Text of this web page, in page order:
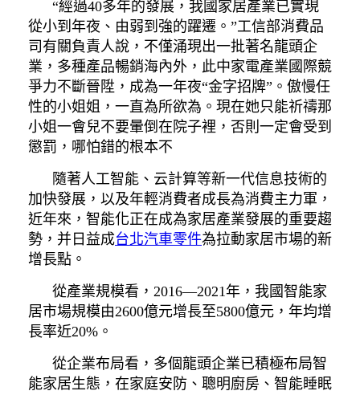
“經過40多年的發展，我國家居產業已實現
從小到年夜、由弱到強的躍遷。”工信部消費品
司有關負責人說，不僅涌現出一批著名龍頭企
業，多種產品暢銷海內外，此中家電產業國際競
爭力不斷晉陞，成為一年夜“金字招牌”。傲慢任
性的小姐姐，一直為所欲為。現在她只能祈禱那
小姐一會兒不要暈倒在院子裡，否則一定會受到
懲罰，哪怕錯的根本不
隨著人工智能、云計算等新一代信息技術的
加快發展，以及年輕消費者成長為消費主力軍，
近年來，智能化正在成為家居產業發展的重要趨
勢，并日益成台北汽車零件為拉動家居市場的新
增長點。
從產業規模看，2016—2021年，我國智能家
居市場規模由2600億元增長至5800億元，年均增
長率近20%。
從企業布局看，多個龍頭企業已積極布局智
能家居生態，在家庭安防、聰明廚房、智能睡眠